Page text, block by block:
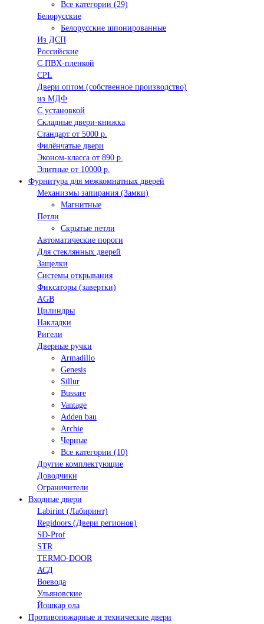
Все категории (29)
Белорусские
Белорусские шпонированные
Из ДСП
Российские
C ПВХ-пленкой
CPL
Двери оптом (собственное производство)
из МДФ
С установкой
Складные двери-книжка
Стандарт от 5000 р.
Филёнчатые двери
Эконом-класса от 890 р.
Элитные от 10000 р.
Фурнитура для межкомнатных дверей
Механизмы запирания (Замки)
Магнитные
Петли
Скрытые петли
Автоматические пороги
Для стеклянных дверей
Защелки
Системы открывания
Фиксаторы (завертки)
AGB
Цилиндры
Накладки
Ригели
Дверные ручки
Armadillo
Genesis
Sillur
Bussare
Vantage
Adden bau
Archie
Черные
Все категории (10)
Другие комплектующие
Доводчики
Ограничители
Входные двери
Labirint (Лабиринт)
Regidoors (Двери регионов)
SD-Prof
STR
TERMO-DOOR
АСД
Воевода
Ульяновские
Йошкар ола
Противопожарные и технические двери